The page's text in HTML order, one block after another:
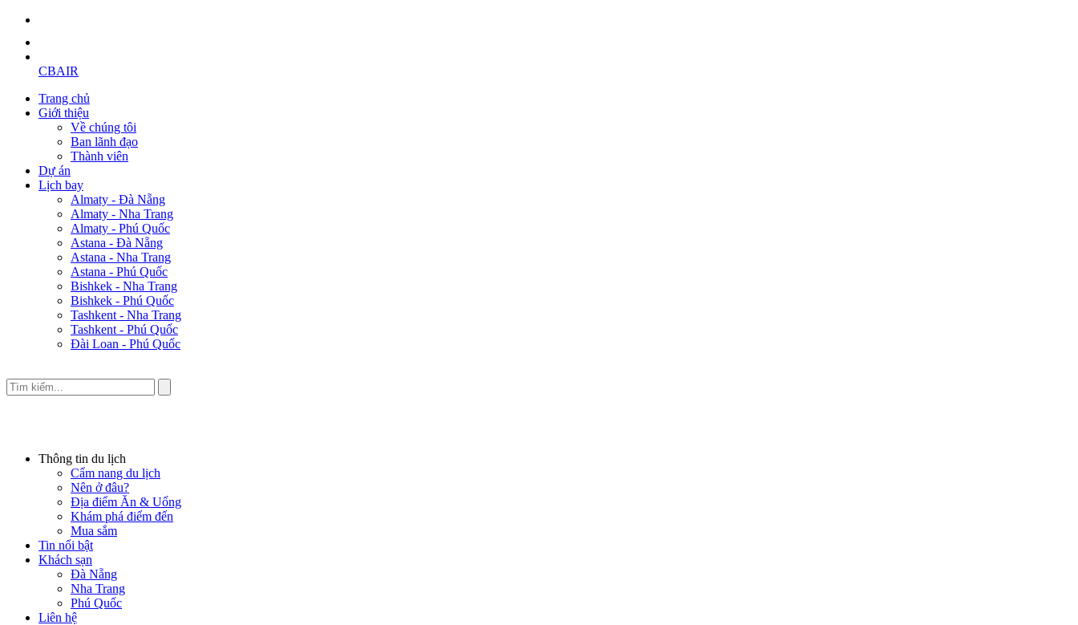
CBAIR
Trang chủ
Giới thiệu
Về chúng tôi
Ban lãnh đạo
Thành viên
Dự án
Lịch bay
Almaty - Đà Nẵng
Almaty - Nha Trang
Almaty - Phú Quốc
Astana - Đà Nẵng
Astana - Nha Trang
Astana - Phú Quốc
Bishkek - Nha Trang
Bishkek - Phú Quốc
Tashkent - Nha Trang
Tashkent - Phú Quốc
Đài Loan - Phú Quốc
Thông tin du lịch
Cẩm nang du lịch
Nên ở đâu?
Địa điểm Ăn & Uống
Khám phá điểm đến
Mua sắm
Tin nổi bật
Khách sạn
Đà Nẵng
Nha Trang
Phú Quốc
Liên hệ